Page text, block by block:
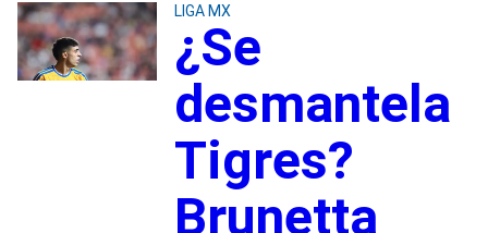
LIGA MX
¿Se
desmantela
Tigres?
Brunetta